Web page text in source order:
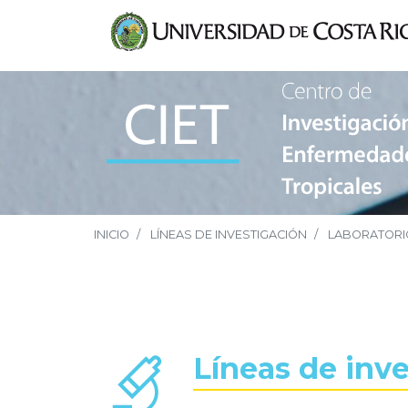
INICIO LÍNEAS DE INVESTIGACIÓN
Líneas de